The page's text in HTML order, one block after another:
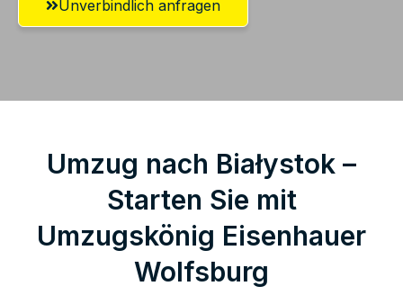
Unverbindlich anfragen
Umzug nach Białystok –
Starten Sie mit
Umzugskönig Eisenhauer
Wolfsburg